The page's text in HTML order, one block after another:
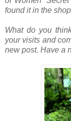
found it in the
What do you
your visits and
new post. Have a